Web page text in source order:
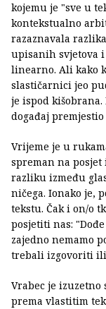
kojemu je "sve u
kontekstualno
razaznavala
upisanih svjetova
linearno. Ali kako
slastičarnici jeo
je ispod
događaj
Vrijeme je u
spreman na
razliku između
ničega. Ionako je,
tekstu. Čak i on/o
posjetiti nas:
zajedno nemamo
trebali izgovoriti
Vrabec je
prema vlastitim